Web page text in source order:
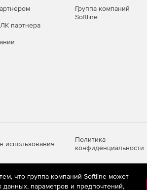
партнера
Группа компаний
Softline
использования
Политика
конфиденциальности
(информационные технологии
что группа компаний Softline может
параметров и предпочтений,